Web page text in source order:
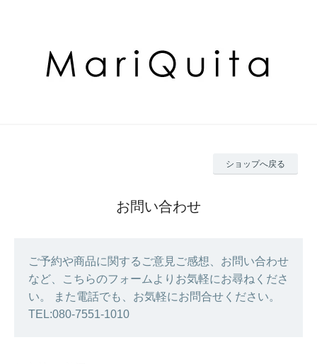
ショップへ戻る
お問い合わせ
ご予約や商品に関するご意見ご感想、お問い合わせ
など、こちらのフォームよりお気軽にお尋ねくださ
い。 また電話でも、お気軽にお問合せください。
TEL:080-7551-1010